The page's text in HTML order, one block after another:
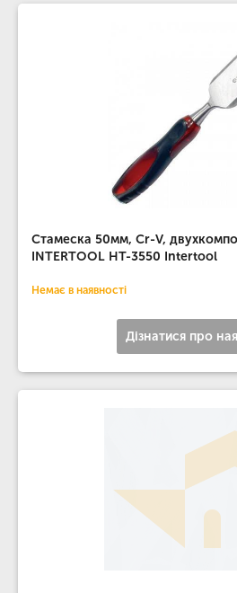
Стамеска 50мм, Cr-V,
INTERTOOL HT-3550 Intertool
Немає в наявності
Дізнатися про